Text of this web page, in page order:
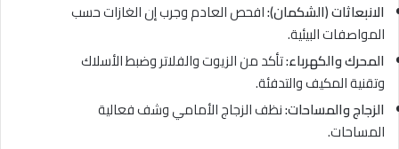
الانبعاثات (الشكمان):افحص العادم وجرب إن الغازات حسب
المواصفات البيئية.
المحرك والكهرباء:تأكد من الزيوت والفلاتر وضبط الأسلاك
وتقنية المكيف والتدفئة.
الزجاج والمساحات:نظف الزجاج الأمامي وشف فعالية
المساحات.